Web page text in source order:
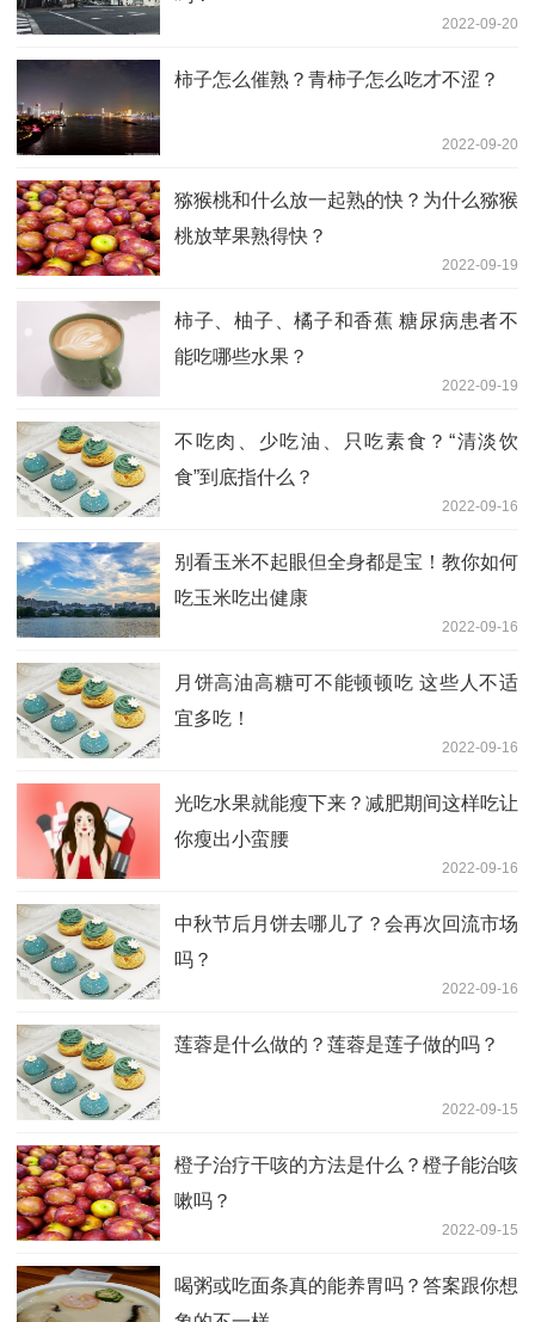
2022-09-20
柿子怎么催熟？青柿子怎么吃才不涩？
2022-09-20
猕猴桃和什么放一起熟的快？为什么猕猴
桃放苹果熟得快？
2022-09-19
柿子、柚子、橘子和香蕉 糖尿病患者不
能吃哪些水果？
2022-09-19
不吃肉、少吃油、只吃素食？“清淡饮
食”到底指什么？
2022-09-16
别看玉米不起眼但全身都是宝！教你如何
吃玉米吃出健康
2022-09-16
月饼高油高糖可不能顿顿吃 这些人不适
宜多吃！
2022-09-16
光吃水果就能瘦下来？减肥期间这样吃让
你瘦出小蛮腰
2022-09-16
中秋节后月饼去哪儿了？会再次回流市场
吗？
2022-09-16
莲蓉是什么做的？莲蓉是莲子做的吗？
2022-09-15
橙子治疗干咳的方法是什么？橙子能治咳
嗽吗？
2022-09-15
喝粥或吃面条真的能养胃吗？答案跟你想